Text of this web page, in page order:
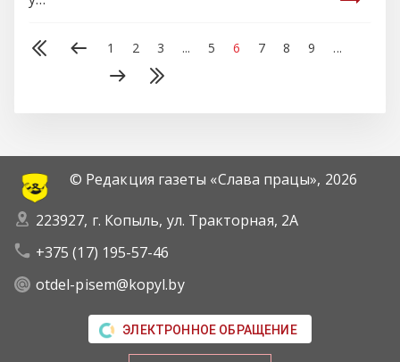
1 2 3 ... 5 6 7 8 9 ...
© Редакция газеты «Слава працы», 2026
223927, г. Копыль, ул. Тракторная, 2А
+375 (17) 195-57-46
otdel-pisem@kopyl.by
ЭЛЕКТРОННОЕ ОБРАЩЕНИЕ